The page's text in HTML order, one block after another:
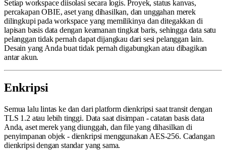
Setiap workspace diisolasi secara logis. Proyek, status kanvas,
percakapan OBIE, aset yang dihasilkan, dan unggahan merek
dilingkupi pada workspace yang memilikinya dan ditegakkan di
lapisan basis data dengan keamanan tingkat baris, sehingga data satu
pelanggan tidak pernah dapat dijangkau dari sesi pelanggan lain.
Desain yang Anda buat tidak pernah digabungkan atau dibagikan
antar akun.
Enkripsi
Semua lalu lintas ke dan dari platform dienkripsi saat transit dengan
TLS 1.2 atau lebih tinggi. Data saat disimpan - catatan basis data
Anda, aset merek yang diunggah, dan file yang dihasilkan di
penyimpanan objek - dienkripsi menggunakan AES-256. Cadangan
dienkripsi dengan standar yang sama.